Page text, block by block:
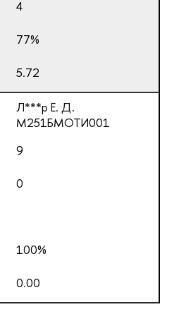
4
77%
5.72
Л***р Е. Д.
М251БМОТИ001
9
0
100%
0.00